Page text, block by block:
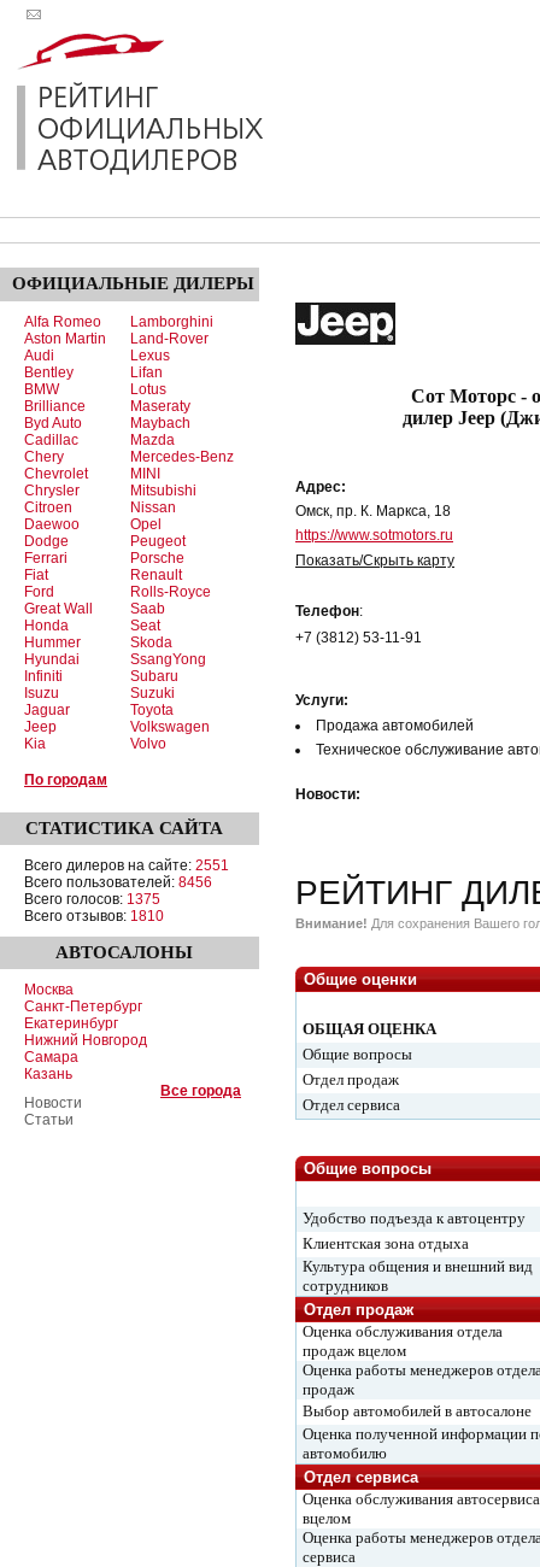
ОФИЦИАЛЬНЫЕ ДИЛЕРЫ
Alfa Romeo
Aston Martin
Audi
Bentley
BMW
Brilliance
Byd Auto
Cadillac
Chery
Chevrolet
Chrysler
Citroen
Daewoo
Dodge
Ferrari
Fiat
Ford
Great Wall
Honda
Hummer
Hyundai
Infiniti
Isuzu
Jaguar
Jeep
Kia
Lamborghini
Land-Rover
Lexus
Lifan
Lotus
Maseraty
Maybach
Mazda
Mercedes-Benz
MINI
Mitsubishi
Nissan
Opel
Peugeot
Porsche
Renault
Rolls-Royce
Saab
Seat
Skoda
SsangYong
Subaru
Suzuki
Toyota
Volkswagen
Volvo
По городам
СТАТИСТИКА САЙТА
Всего дилеров на сайте: 2551
Всего пользователей: 8456
Всего голосов: 1375
Всего отзывов: 1810
АВТОСАЛОНЫ
Москва
Санкт-Петербург
Екатеринбург
Нижний Новгород
Самара
Казань
Все города
Новости
Статьи
Сот Моторс -
дилер Jeep
Адрес:
Омск, пр. К. Маркса, 18
https://www.sotmotors.ru
Показать/Скрыть карту
Телефон:
+7 (3812) 53-11-91
Услуги:
Продажа автомобилей
Техническое обслуживание
Новости:
РЕЙТИНГ
Внимание! Для сохранения Вашего
Общие оценки
ОБЩАЯ ОЦЕНКА
Общие вопросы
Отдел продаж
Отдел сервиса
Общие вопросы
Удобство подъезда к автоцентру
Клиентская зона отдыха
Культура общения и внешний вид
сотрудников
Отдел продаж
Оценка обслуживания отдела
продаж вцелом
Оценка работы менеджеров
продаж
Выбор автомобилей в автосалоне
Оценка полученной информации
автомобилю
Отдел сервиса
Оценка обслуживания автосервиса
вцелом
Оценка работы менеджеров
сервиса